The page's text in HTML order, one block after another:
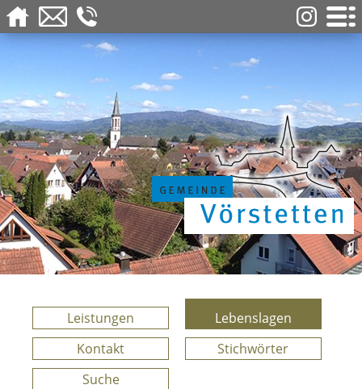
Leistungen
Lebenslagen
Kontakt
Stichwörter
Suche